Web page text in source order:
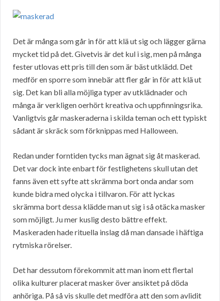
Det är många som går in för att klä ut sig och lägger gärna
mycket tid på det. Givetvis är det kul i sig, men på många
fester utlovas ett pris till den som är bäst utklädd. Det
medför en sporre som innebär att fler går in för att klä ut
sig. Det kan bli alla möjliga typer av utklädnader och
många är verkligen oerhört kreativa och uppfinningsrika.
Vanligtvis går maskeraderna i skilda teman och ett typiskt
sådant är skräck som förknippas med Halloween.
Redan under forntiden tycks man ägnat sig åt maskerad.
Det var dock inte enbart för festlighetens skull utan det
fanns även ett syfte att skrämma bort onda andar som
kunde bidra med olycka i tillvaron. För att lyckas
skrämma bort dessa klädde man ut sig i så otäcka masker
som möjligt. Ju mer kuslig desto bättre effekt.
Maskeraden hade rituella inslag då man dansade i häftiga
rytmiska rörelser.
Det har dessutom förekommit att man inom ett flertal
olika kulturer placerat masker över ansiktet på döda
anhöriga. På så vis skulle det medföra att den som avlidit